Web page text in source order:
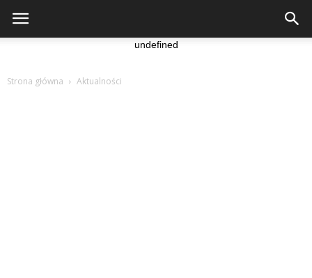
undefined
Strona główna Aktualności